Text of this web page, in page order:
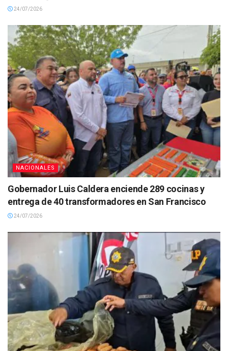
24/07/2026
NACIONALES
Gobernador Luis Caldera enciende 289 cocinas y
entrega de 40 transformadores en San Francisco
24/07/2026